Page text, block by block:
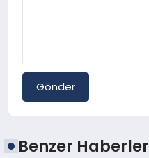
Gönder
Benzer Haberler